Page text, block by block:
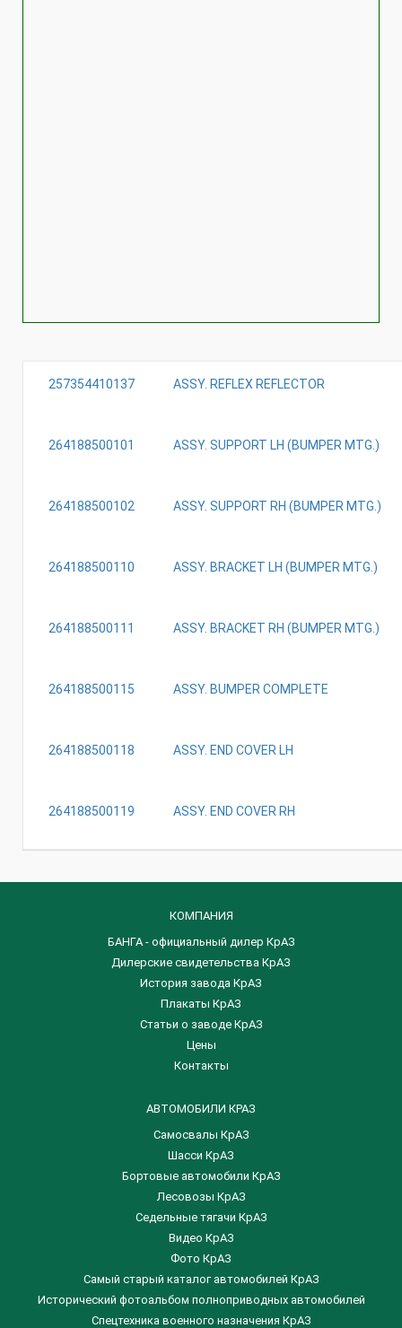
257354410137 ASSY. REFLEX REFLECTOR
264188500101 ASSY. SUPPORT LH (BUMPER MTG.)
264188500102 ASSY. SUPPORT RH (BUMPER MTG.)
264188500110 ASSY. BRACKET LH (BUMPER MTG.)
264188500111 ASSY. BRACKET RH (BUMPER MTG.)
264188500115 ASSY. BUMPER COMPLETE
264188500118 ASSY. END COVER LH
264188500119 ASSY. END COVER RH
КОМПАНИЯ
БАНГА - официальный дилер КрАЗ
Дилерские свидетельства КрАЗ
История завода КрАЗ
Плакаты КрАЗ
Статьи о заводе КрАЗ
Цены
Контакты
АВТОМОБИЛИ КРАЗ
Самосвалы КрАЗ
Шасси КрАЗ
Бортовые автомобили КрАЗ
Лесовозы КрАЗ
Седельные тягачи КрАЗ
Видео КрАЗ
Фото КрАЗ
Самый старый каталог автомобилей КрАЗ
Исторический фотоальбом полноприводных автомобилей
Спецтехника военного назначения КрАЗ